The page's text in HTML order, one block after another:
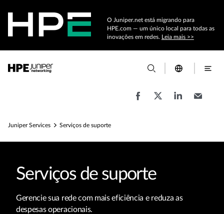
O Juniper.net está migrando para
HPE.com — um único local para todas as
inovações em redes. Leia mais >>
Juniper Services Serviços de suporte
Serviços de suporte
Gerencie sua rede com mais eficiência e reduza as
despesas operacionais.